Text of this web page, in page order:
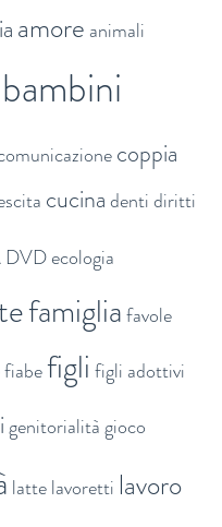
amore animali
bambini
coppia
cucinadentidiritti
DVDecologia
famigliafavole
fiabefigli figli adottivi
genitorialitàgioco
lattelavoretti lavoro